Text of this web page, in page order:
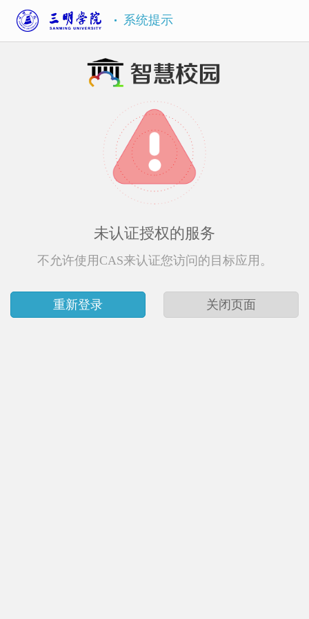
系统提示
未认证授权的服务
不允许使用CAS来认证您访问的目标应用。